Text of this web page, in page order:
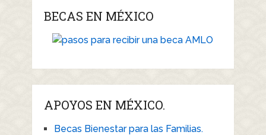
BECAS EN MÉXICO
APOYOS EN MÉXICO.
Becas Bienestar para las Familias.